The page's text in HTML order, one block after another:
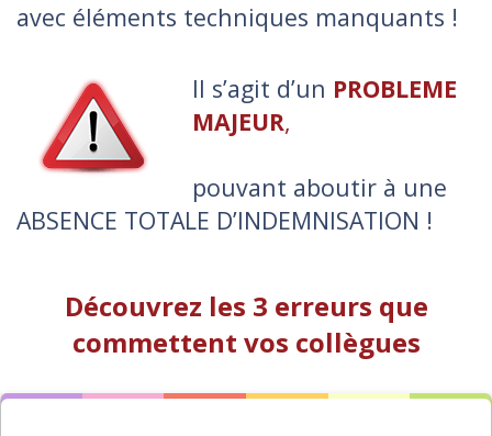
avec éléments techniques manquants !
Il s’agit d’un PROBLEME
MAJEUR,
pouvant aboutir à une
ABSENCE TOTALE D’INDEMNISATION !
Découvrez les 3 erreurs que
commettent vos collègues